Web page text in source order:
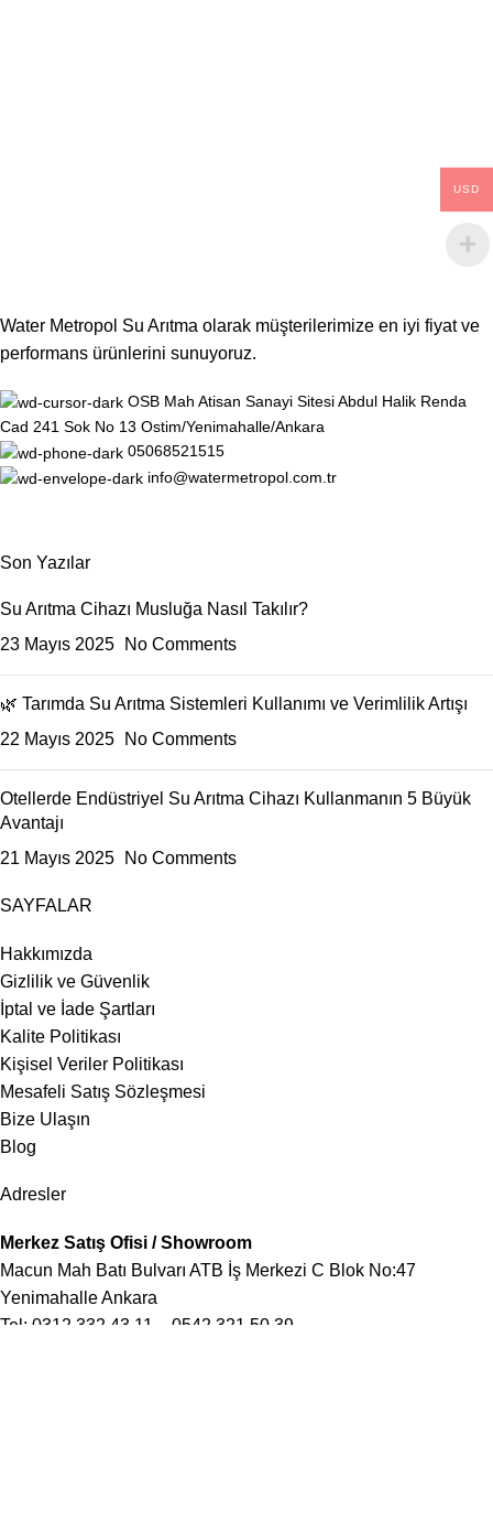
Water Metropol Su Arıtma olarak müşterilerimize en iyi fiyat ve
performans ürünlerini sunuyoruz.
OSB Mah Atisan Sanayi Sitesi Abdul Halik Renda
Cad 241 Sok No 13 Ostim/Yenimahalle/Ankara
05068521515
info@watermetropol.com.tr
Son Yazılar
Su Arıtma Cihazı Musluğa Nasıl Takılır?
23 Mayıs 2025
No Comments
🌿 Tarımda Su Arıtma Sistemleri Kullanımı ve Verimlilik Artışı
22 Mayıs 2025
No Comments
Otellerde Endüstriyel Su Arıtma Cihazı Kullanmanın 5 Büyük
Avantajı
21 Mayıs 2025
No Comments
SAYFALAR
Hakkımızda
Gizlilik ve Güvenlik
İptal ve İade Şartları
Kalite Politikası
Kişisel Veriler Politikası
Mesafeli Satış Sözleşmesi
Bize Ulaşın
Blog
Adresler
Merkez Satış Ofisi / Showroom
Macun Mah Batı Bulvarı ATB İş Merkezi C Blok No:47
Yenimahalle Ankara
Tel: 0312 332 43 11
0542 321 50 39
USD